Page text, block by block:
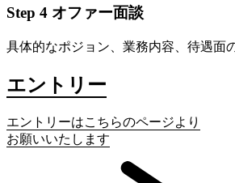
Step 4 オファー面談
具体的なポジョン、業務内容、待遇面
エントリー
エントリーはこちらのページより
お願いいたします